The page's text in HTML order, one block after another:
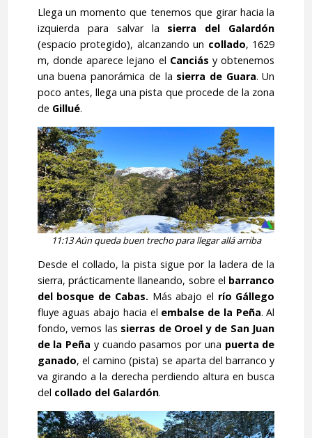
Llega un momento que tenemos que girar hacia la
izquierda para salvar la sierra del Galardón
(espacio protegido), alcanzando un collado, 1629
m, donde aparece lejano el Canciásy obtenemos
una buena panorámica de la sierra de Guara. Un
poco antes, llega una pista que procede de la zona
de Gillué.
11:13 Aún queda buen trecho para llegar allá arriba
Desde el collado, la pista sigue por la ladera de la
sierra, prácticamente llaneando, sobre el barranco
del bosque de Cabas. Más abajo el río Gállego
fluye aguas abajo hacia el embalse de la Peña. Al
fondo, vemos las sierras de Oroel y de San Juan
de la Peña y cuando pasamos por una puerta de
ganado, el camino (pista) se aparta del barranco y
va girando a la derecha perdiendo altura en busca
del collado del Galardón.